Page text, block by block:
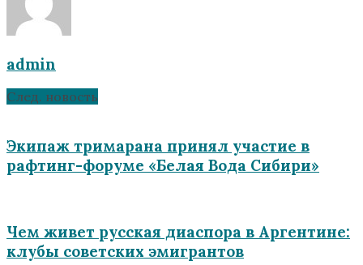
admin
След. новость
Экипаж тримарана принял участие в
рафтинг-форуме «Белая Вода Сибири»
Чем живет русская диаспора в Аргентине:
клубы советских эмигрантов